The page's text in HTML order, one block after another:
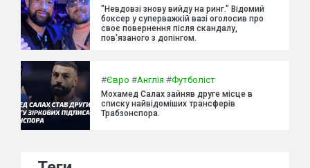
"Невдовзі знову вийду на ринг." Відомий
боксер у суперважкій вазі оголосив про
своє повернення після скандалу,
пов'язаного з допінгом.
#Євро #Англія #Футболіст
Мохамед Салах зайняв друге місце в
списку найвідоміших трансферів
Трабзонспора.